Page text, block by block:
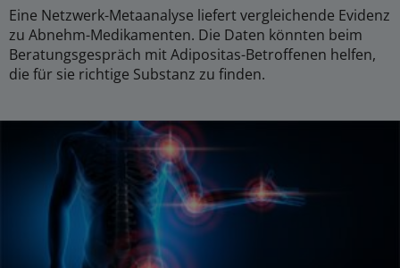
Eine Netzwerk-Metaanalyse liefert vergleichende Evidenz
zu Abnehm-Medikamenten. Die Daten könnten beim
Beratungsgespräch mit Adipositas-Betroffenen helfen,
die für sie richtige Substanz zu finden.